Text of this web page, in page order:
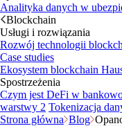
Analityka danych w
Blockchain
Usługi i rozwiązania
Rozwój technologii
Case studies
Ekosystem blockchain
Spostrzeżenia
Czym jest DeFi w
warstwy 2 Tokenizacja
Strona główna Blog